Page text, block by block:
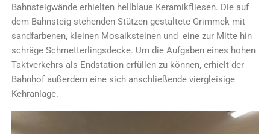
Bahnsteigwände erhielten hellblaue Keramikfliesen. Die auf
dem Bahnsteig stehenden Stützen gestaltete Grimmek mit
sandfarbenen, kleinen Mosaiksteinen und eine zur Mitte hin
schräge Schmetterlingsdecke. Um die Aufgaben eines hohen
Taktverkehrs als Endstation erfüllen zu können, erhielt der
Bahnhof außerdem eine sich anschließende viergleisige
Kehranlage.